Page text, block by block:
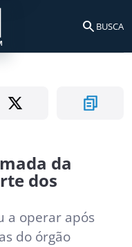
search BUSCA
da
dos
a operar após
do órgão